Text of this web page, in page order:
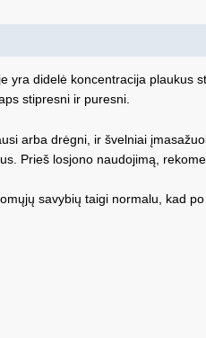
didelė koncentracija
stipresni ir puresni.
arba drėgni, ir švelniai
Prieš losjono naudojimą,
savybių taigi normalu, kad